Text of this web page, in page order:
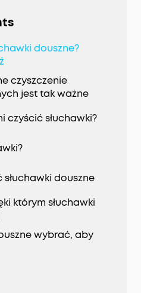
douszne?
czyszczenie
jest tak ważne
czyścić słuchawki?
douszne
którym słuchawki
wybrać, aby